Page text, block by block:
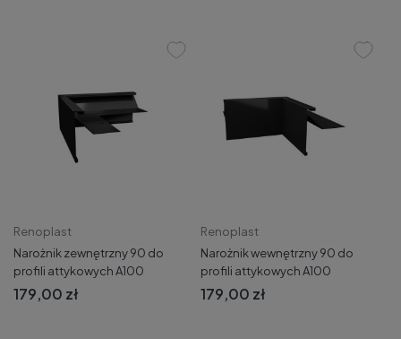
Renoplast
Narożnik zewnętrzny 90 do
profili attykowych A100
179,00 zł
Renoplast
Narożnik wewnętrzny 90 do
profili attykowych A100
179,00 zł